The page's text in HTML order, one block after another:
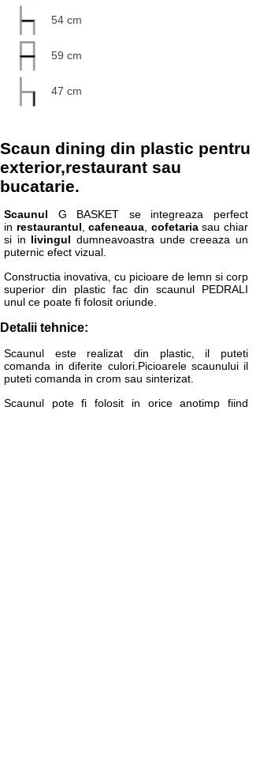
54 cm
59 cm
47 cm
Scaun dining din plastic pentru
exterior,restaurant sau
bucatarie.
Scaunul G BASKET se integreaza perfect
in restaurantul ,cafeneaua cofetariasau chiar
si in livinguldumneavoastra unde creeaza un
puternic efect vizual.
Constructia inovativa, cu picioare de lemn si corp
superior din plastic fac din scaunul PEDRALI
unul ce poate fi folosit oriunde.
Detalii tehnice:
Scaunul este realizat din plastic, il puteti
comanda in diferite culori.Picioarele scaunului il
puteti comanda in crom sau sinterizat.
Scaunul pote fi folosit in orice anotimp fiind